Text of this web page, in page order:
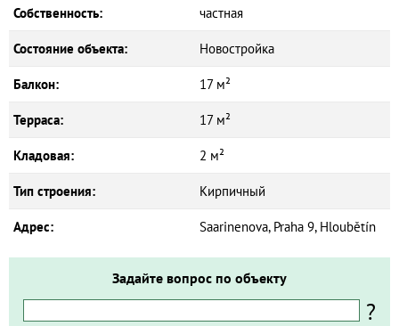
Собственность: частная
Состояние объекта: Новостройка
Балкон: 17 м²
Терраса: 17 м²
Кладовая: 2 м²
Тип строения: Кирпичный
Адрес: Saarinenova, Praha 9, Hloubětín
Задайте вопрос по объекту
?